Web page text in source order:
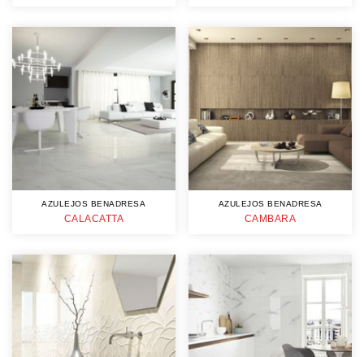
AZULEJOS BENADRESA
CALACATTA
AZULEJOS BENADRESA
CAMBARA